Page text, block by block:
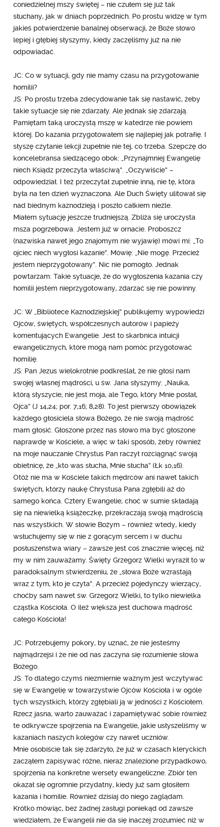
coniedzielnej mszy świętej – nie czułem się już tak
słuchany, jak w dniach poprzednich. Po prostu widzę w tym
jakieś potwierdzenie banalnej obserwacji, że Boże słowo
lepiej i głębiej słyszymy, kiedy zaczęliśmy już na nie
odpowiadać.
JC: Co w sytuacji, gdy nie mamy czasu na przygotowanie
homilii?
JS: Po prostu trzeba zdecydowanie tak się nastawić, żeby
takie sytuacje się nie zdarzały. Ale jednak się zdarzają.
Pamiętam taką uroczystą mszę w katedrze nie powiem
której. Do kazania przygotowałem się najlepiej jak potrafię. I
słyszę czytanie lekcji zupełnie nie tej, co trzeba. Szepczę do
koncelebransa siedzącego obok: „Przynajmniej Ewangelię
niech Ksiądz przeczyta właściwą”. „Oczywiście” –
odpowiedział. I też przeczytał zupełnie inną, nie tę, która
była na ten dzień wyznaczona. Ale Duch Święty ulitował się
nad biednym kaznodzieją i poszło całkiem nieźle.
Miałem sytuację jeszcze trudniejszą. Zbliża się uroczysta
msza pogrzebowa. Jestem już w ornacie. Proboszcz
(nazwiska nawet jego znajomym nie wyjawię) mówi mi: „To
ojciec niech wygłosi kazanie”. Mówię: „Nie mogę. Przecież
jestem nieprzygotowany”. Nic nie pomogło. Jednak
powtarzam: Takie sytuacje, że do wygłoszenia kazania czy
homilii jestem nieprzygotowany, zdarzać się nie powinny.
JC: W „Bibliotece Kaznodziejskiej” publikujemy wypowiedzi
Ojców, świętych, współczesnych autorów i papieży
komentujących Ewangelie. Jest to skarbnica intuicji
ewangelicznych, które mogą nam pomóc przygotować
homilię.
JS: Pan Jezus wielokrotnie podkreślał, że nie głosi nam
swojej własnej mądrości, u św. Jana słyszymy: „Nauka,
którą słyszycie, nie jest moja, ale Tego, który Mnie posłał,
Ojca” (J 14,24; por. 7,16; 8,28). To jest pierwszy obowiązek
każdego głosiciela słowa Bożego, że nie swoją mądrość
mam głosić. Głoszone przez nas słowo ma być głoszone
naprawdę w Kościele, a więc w taki sposób, żeby również
na moje nauczanie Chrystus Pan raczył rozciągnąć swoją
obietnicę, że „kto was słucha, Mnie słucha” (Łk 10,16).
Otóż nie ma w Kościele takich mędrców ani nawet takich
świętych, którzy naukę Chrystusa Pana zgłębili aż do
samego końca. Cztery Ewangelie, choć w sumie składają
się na niewielką książeczkę, przekraczają swoją mądrością
nas wszystkich. W słowie Bożym – również wtedy, kiedy
wsłuchujemy się w nie z gorącym sercem i w duchu
posłuszeństwa wiary – zawsze jest coś znacznie więcej, niż
my w nim zauważamy. Święty Grzegorz Wielki wyraził to w
paradoksalnym stwierdzeniu, że „słowa Boże wzrastają
wraz z tym, kto je czyta”. A przecież pojedynczy wierzący,
choćby sam nawet św. Grzegorz Wielki, to tylko niewielka
cząstka Kościoła. O ileż większa jest duchowa mądrość
całego Kościoła!
JC: Potrzebujemy pokory, by uznać, że nie jesteśmy
najmądrzejsi i że nie od nas zaczyna się rozumienie słowa
Bożego.
JS: To dlatego czymś niezmiernie ważnym jest wczytywać
się w Ewangelię w towarzystwie Ojców Kościoła i w ogóle
tych wszystkich, którzy zgłębiali ją w jedności z Kościołem.
Rzecz jasna, warto zauważać i zapamiętywać sobie również
te odkrywcze spojrzenia na Ewangelie, jakie usłyszeliśmy w
kazaniach naszych kolegów czy nawet uczniów.
Mnie osobiście tak się zdarzyło, że już w czasach kleryckich
zacząłem zapisywać różne, nieraz znalezione przypadkowo,
spojrzenia na konkretne wersety ewangeliczne. Zbiór ten
okazał się ogromnie przydatny, kiedy już sam głosiłem
kazania i homilie. Również dzisiaj do niego zaglądam.
Krótko mówiąc, bez żadnej zasługi poniekąd od zawsze
wiedziałem, że Ewangelii nie da się inaczej zrozumieć niż w